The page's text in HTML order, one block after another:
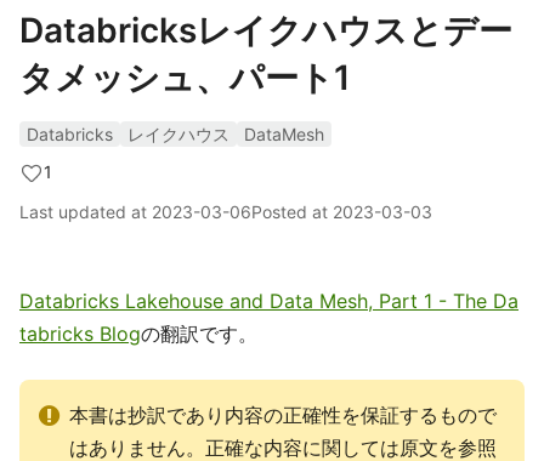
Databricksレイクハウスとデー
タメッシュ、パート1
Databricks レイクハウス
DataMesh
1
Last updated at 2023-03-06Posted at 2023-03-03
Databricks Lakehouse and Data Mesh, Part 1 - The Da
tabricks Blogの翻訳です。
本書は抄訳であり内容の正確性を保証するもので
はありません。正確な内容に関しては原文を参照